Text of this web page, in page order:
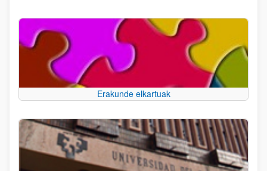
Erakunde elkartuak